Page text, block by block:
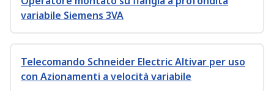
variabile Siemens 3VA
Telecomando Schneider Electric Altivar per uso
con Azionamenti a velocità variabile